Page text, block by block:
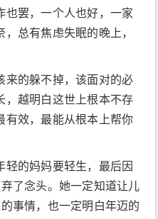
也罢，一个人也好，一家
总有焦虑失眠的晚上，
来的躲不掉，该面对的必
，越明白这世上根本不存
有效，最能从根本上帮你
轻的妈妈要轻生，最后因
了念头。她一定知道让儿
事情，也一定明白年迈的